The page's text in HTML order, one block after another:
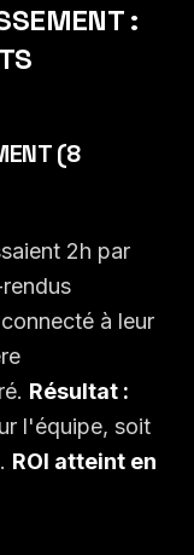
:
(8
2h par
à leur
Résultat :
l'équipe, soit
ROI atteint en